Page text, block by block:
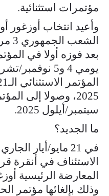
مؤتمرات استثنائية.
وأعيد انتخاب أوزغور
سبتمبر/أيلول 2025.
ما الجديد؟
في 21 مايو/أيار
الاستئناف في أنقرة
المعارضة الرئيسية